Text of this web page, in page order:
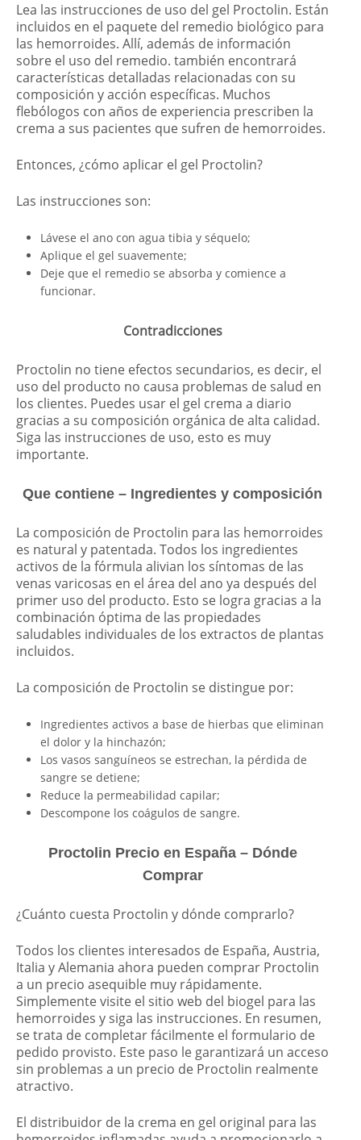
Lea las instrucciones de uso del gel Proctolin. Están
incluidos en el paquete del remedio biológico para
las hemorroides. Allí, además de información
sobre el uso del remedio. también encontrará
características detalladas relacionadas con su
composición y acción específicas. Muchos
flebólogos con años de experiencia prescriben la
crema a sus pacientes que sufren de hemorroides.
Entonces, ¿cómo aplicar el gel Proctolin?
Las instrucciones son:
Lávese el ano con agua tibia y séquelo;
Aplique el gel suavemente;
Deje que el remedio se absorba y comience a
funcionar.
Contradicciones
Proctolin no tiene efectos secundarios, es decir, el
uso del producto no causa problemas de salud en
los clientes. Puedes usar el gel crema a diario
gracias a su composición orgánica de alta calidad.
Siga las instrucciones de uso, esto es muy
importante.
Que contiene – Ingredientes y composición
La composición de Proctolin para las hemorroides
es natural y patentada. Todos los ingredientes
activos de la fórmula alivian los síntomas de las
venas varicosas en el área del ano ya después del
primer uso del producto. Esto se logra gracias a la
combinación óptima de las propiedades
saludables individuales de los extractos de plantas
incluidos.
La composición de Proctolin se distingue por:
Ingredientes activos a base de hierbas que eliminan
el dolor y la hinchazón;
Los vasos sanguíneos se estrechan, la pérdida de
sangre se detiene;
Reduce la permeabilidad capilar;
Descompone los coágulos de sangre.
Proctolin Precio en España – Dónde
Comprar
¿Cuánto cuesta Proctolin y dónde comprarlo?
Todos los clientes interesados ​​de España, Austria,
Italia y Alemania ahora pueden comprar Proctolin
a un precio asequible muy rápidamente.
Simplemente visite el sitio web del biogel para las
hemorroides y siga las instrucciones. En resumen,
se trata de completar fácilmente el formulario de
pedido provisto. Este paso le garantizará un acceso
sin problemas a un precio de Proctolin realmente
atractivo.
El distribuidor de la crema en gel original para las